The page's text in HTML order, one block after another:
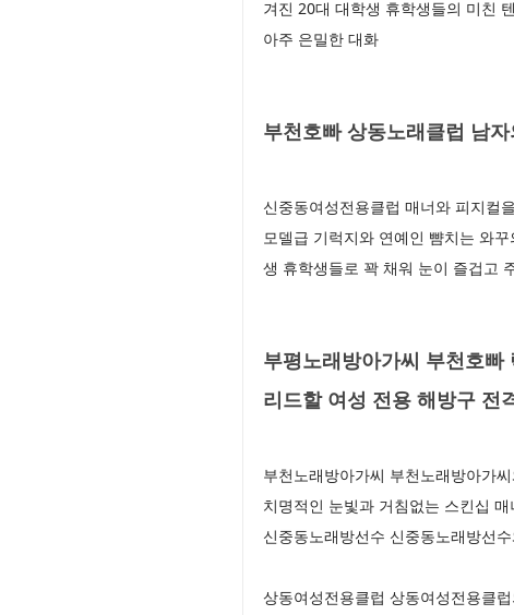
겨진 20대 대학생 휴학생들의 미친
아주 은밀한 대화
부천호빠 상동노래클럽 남
신중동여성전용클럽 매너와 피지컬
모델급 기럭지와 연예인 뺨치는 와
생 휴학생들로 꽉 채워 눈이 즐겁고
부평노래방아가씨 부천호
리드할 여성 전용 해방구 전
부천노래방아가씨 부천노래방아가
치명적인 눈빛과 거침없는 스킨십
신중동노래방선수 신중동노래방선
상동여성전용클럽 상동여성전용클